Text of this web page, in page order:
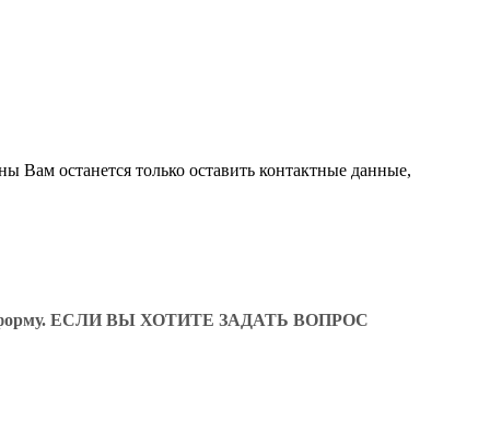
Вам останется только оставить контактные данные,
форму. ЕСЛИ ВЫ ХОТИТЕ ЗАДАТЬ ВОПРОС